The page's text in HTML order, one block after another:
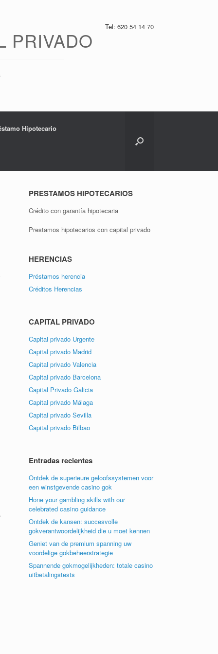
PRIVADO
Tel: 620 54 14 70
Hipotecario
PRESTAMOS HIPOTECARIOS
Crédito con garantía hipotecaria
Prestamos hipotecarios con capital privado
HERENCIAS
Préstamos herencia
Créditos Herencias
CAPITAL PRIVADO
Capital privado Urgente
Capital privado Madrid
Capital privado Valencia
Capital privado Barcelona
Capital Privado Galicia
Capital privado Málaga
Capital privado Sevilla
Capital privado Bilbao
Entradas recientes
Ontdek de superieure geloofssystemen voor
een winstgevende casino gok
Hone your gambling skills with our
celebrated casino guidance
Ontdek de kansen: succesvolle
gokverantwoordelijkheid die u moet kennen
Geniet van de premium spanning uw
voordelige gokbeheerstrategie
Spannende gokmogelijkheden: totale casino
uitbetalingstests